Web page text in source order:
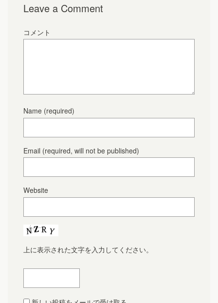
Leave a Comment
コメント
Name (required)
Email (required, will not be published)
Website
上に表示された文字を入力してください。